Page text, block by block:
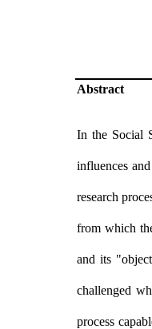
Abstract
In the Social
influences
research
from which
and its
challenged
process